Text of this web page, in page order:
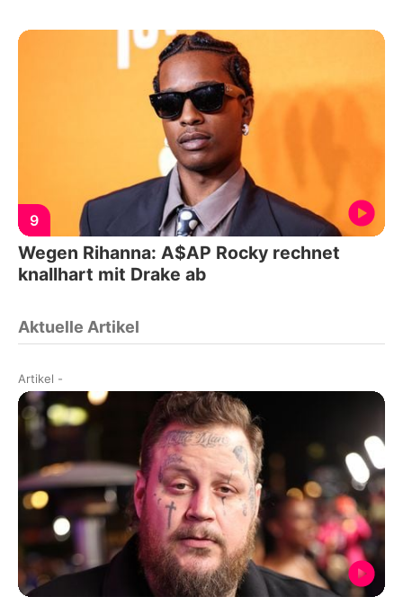
9
Wegen Rihanna: A$AP Rocky rechnet
knallhart mit Drake ab
Aktuelle Artikel
Artikel -